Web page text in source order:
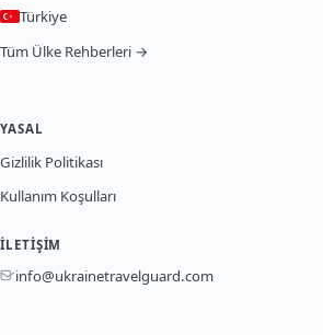
Türkiye
Tüm Ülke Rehberleri →
YASAL
Gizlilik Politikası
Kullanım Koşulları
İLETIŞIM
info@ukrainetravelguard.com